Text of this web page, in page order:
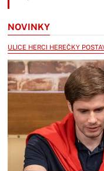
NOVINKY
ULICE HERCI HEREČKY